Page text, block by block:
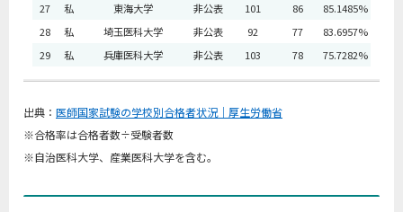
27
私 東海大学 非公表 101 86
85.1485%
28
私 埼玉医科大学 非公表 92 77
83.6957%
29
私 兵庫医科大学 非公表 103 78 75.7282%
出典： 医師国家試験の学校別合格者状況｜厚生労働省
※合格率は合格者数÷受験者数
※自治医科大学、産業医科大学を含む。